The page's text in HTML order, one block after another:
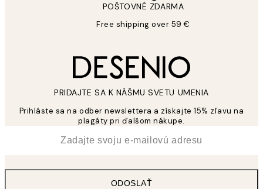
POŠTOVNÉ ZDARMA
Free shipping over 59 €
PRIDAJTE SA K NÁŠMU SVETU UMENIA
Prihláste sa na odber newslettera a získajte 15% zľavu na
plagáty pri ďalšom nákupe.
ODOSLAŤ